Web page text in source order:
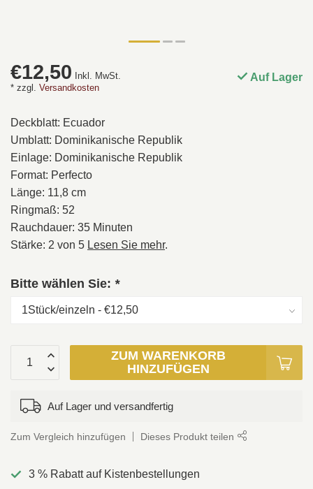
€12,50
Inkl. MwSt.
* zzgl. Versandkosten
Auf Lager
Deckblatt: Ecuador
Umblatt: Dominikanische Republik
Einlage: Dominikanische Republik
Format: Perfecto
Länge: 11,8 cm
Ringmaß: 52
Rauchdauer: 35 Minuten
Stärke: 2 von 5 Lesen Sie mehr.
Bitte wählen Sie: *
ZUM WARENKORB
HINZUFÜGEN
Auf Lager und versandfertig
Zum Vergleich hinzufügen Dieses Produkt teilen
3 % Rabatt auf Kistenbestellungen